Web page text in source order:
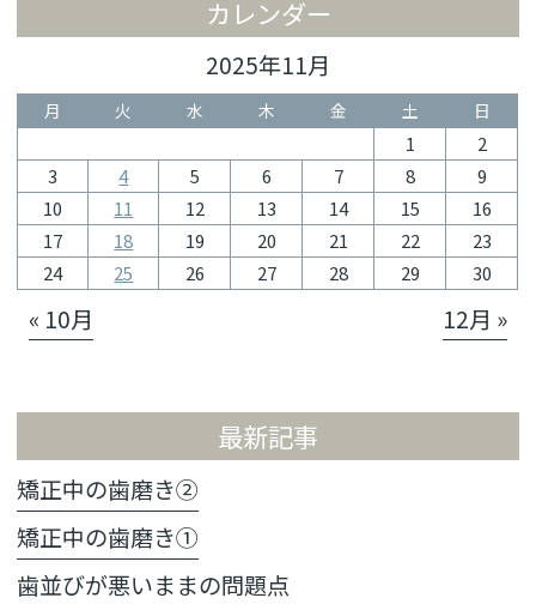
カレンダー
2025年11月
月 火 水 木 金 土 日
1
2
3
4 5 6 7 8
9
10
11 12 13 14 15
16
17
18 19 20 21 22
23
24
25 26 27 28 29 30
« 10月 12月 »
最新記事
矯正中の歯磨き②
矯正中の歯磨き①
歯並びが悪いままの問題点